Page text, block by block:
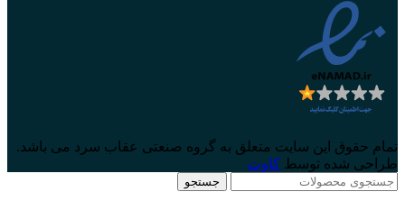
تمام حقوق این سایت متعلق به گروه صنعتی عقاب سرد می باشد.
طراحی شده توسط کاوت
جستجو